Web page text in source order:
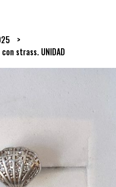
strass. UNIDAD